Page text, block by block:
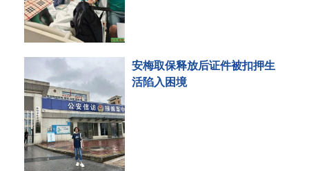
安梅取保释放后证件被扣押生
活陷入困境